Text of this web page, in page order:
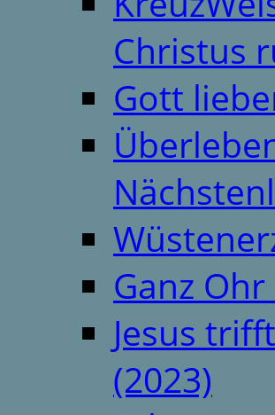
Christus
Gott
Ganz Ohr
Jesus
(2023)